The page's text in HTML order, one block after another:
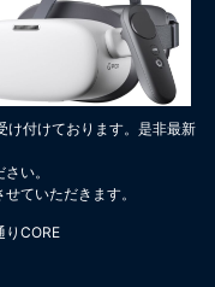
け付けております。是非最新
い。
ていただきます。
CORE